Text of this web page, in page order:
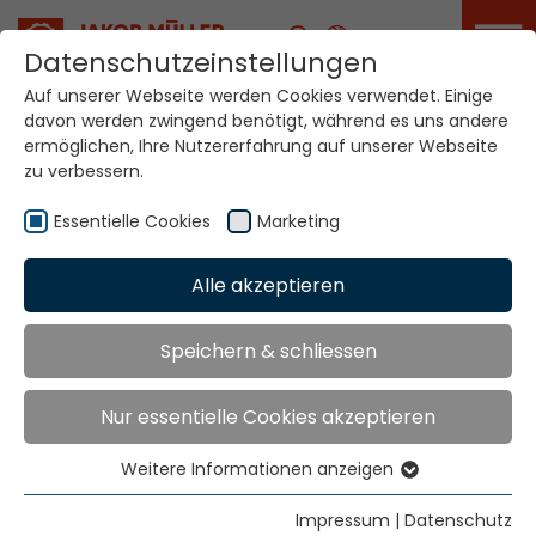
Karriere
Ihre Welt. Unsere
Technologien.
Home Neuseeland
Globale Präsenz
Ramsay McDonald NZ Ltd
15 Martyn Street
Auckland 2123
Datenschutzeinstellungen
Auf unserer Webseite werden Cookies verwendet. Einige
davon werden zwingend benötigt, während es uns andere
ermöglichen, Ihre Nutzererfahrung auf unserer Webseite
zu verbessern.
Essentielle Cookies Marketing
Alle akzeptieren
Speichern & schliessen
Nur essentielle Cookies akzeptieren
Essentielle Cookies
Essentielle Cookies werden für grundlegende
Weitere Informationen anzeigen
Impressum | Datenschutz